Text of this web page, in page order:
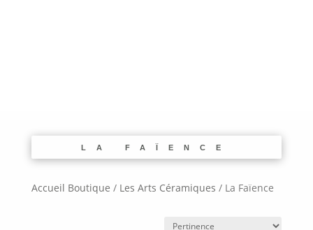
LA FAÏENCE
Accueil Boutique / Les Arts Céramiques / La Faïence